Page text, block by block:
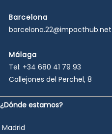
Barcelona
barcelona.22@impacthub.net
Málaga
Tel: +34 680 41 79 93
Callejones del Perchel, 8
¿Dónde estamos?
Madrid